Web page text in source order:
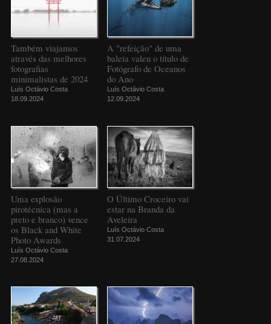
Também viajamos
através das melhores
fotografias
minimalistas de 2024
Luís Octávio Costa
18.09.2024
A "refeição" de uma
baleia valeu o título de
Fotógrafo de Oceanos
do Ano
Luís Octávio Costa
12.09.2024
Uma explosão
pirotécnica (mas a
preto e branco) vence
os Black and White
Photo Awards
Luís Octávio Costa
27.08.2024
O Último Croceiro vai
estar na Branda da
Aveleira
Luís Octávio Costa
31.07.2024